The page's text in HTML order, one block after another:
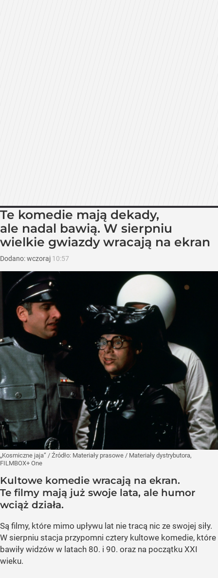
Te komedie mają dekady,
ale nadal bawią. W sierpniu
wielkie gwiazdy wracają na ekran
Dodano:wczoraj 10:57
„Kosmiczne jaja” / Źródło: Materiały prasowe / Materiały dystrybutora,
FILMBOX+ One
Kultowe komedie wracają na ekran.
Te filmy mają już swoje lata, ale humor
wciąż działa.
Są filmy, które mimo upływu lat nie tracą nic ze swojej siły.
W sierpniu stacja przypomni cztery kultowe komedie, które
bawiły widzów w latach 80. i 90. oraz na początku XXI
wieku.